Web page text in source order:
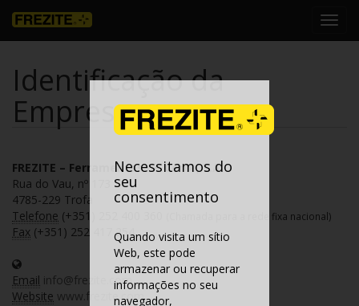
Identificação da
Empresa
FREZITE – Ferramentas de Corte, S.A.
Rua do Vau, nº 173
4785-229 Trofa
Telefone (+351) 252 400 360 (Chamada para a rede fixa nacional)
Fax (+351) 252 417 254
Email info@frezite.com
Website www.frezite.com
Necessitamos do
seu
consentimento
Quando visita um sítio
Web, este pode
armazenar ou recuperar
informações no seu
navegador,